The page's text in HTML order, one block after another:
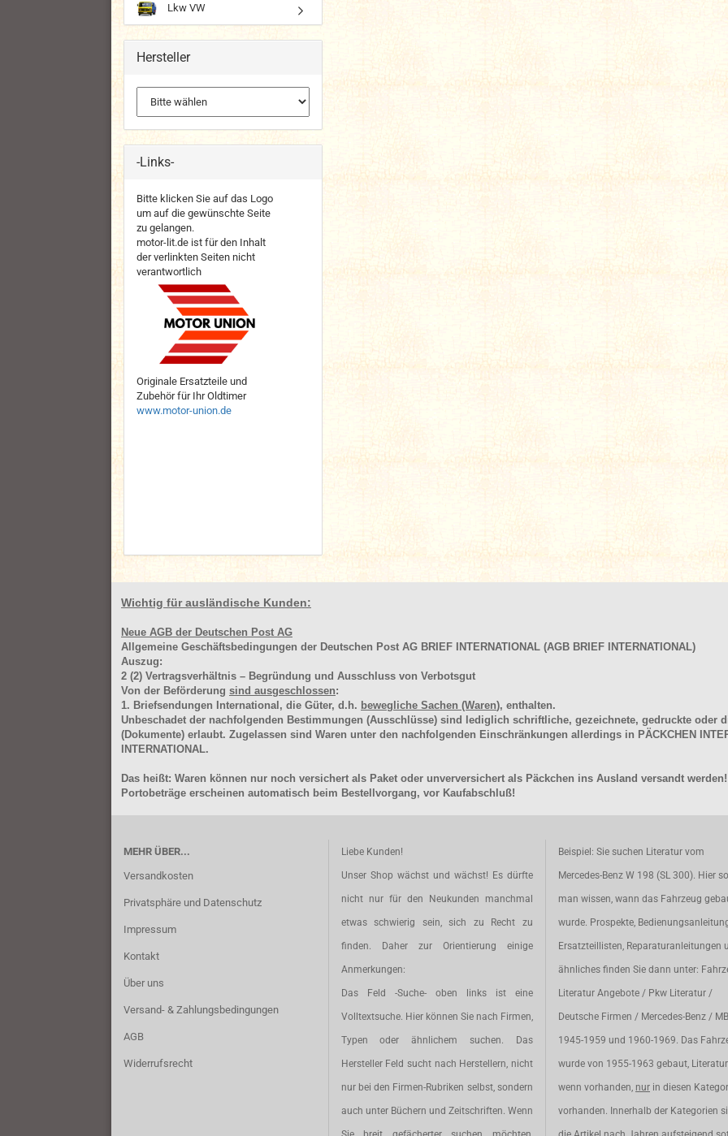
Lkw VW
Hersteller
-Links-
Bitte klicken Sie auf das Logo
um auf die gewünschte Seite
zu gelangen.
motor-lit.de ist für den Inhalt
der verlinkten Seiten nicht
verantwortlich
Originale Ersatzteile und
Zubehör für Ihr Oldtimer
www.motor-union.de
Wichtig für ausländische Kunden:
Neue AGB der Deutschen Post AG
Allgemeine Geschäftsbedingungen der Deutschen Post AG BRIEF INTERNATIONAL (AGB BRIEF INTERNATIONAL)
Auszug:
2 (2) Vertragsverhältnis – Begründung und Ausschluss von Verbotsgut
Von der Beförderung sind ausgeschlossen:
1. Briefsendungen International, die Güter, d.h. bewegliche Sachen (Waren), enthalten.
Unbeschadet der nachfolgenden Bestimmungen (Ausschlüsse) sind lediglich schriftliche, gezeichnete, gedruckte oder
(Dokumente) erlaubt. Zugelassen sind Waren unter den nachfolgenden Einschränkungen allerdings in PÄCKCHEN
INTERNATIONAL.
Das heißt: Waren können nur noch versichert als Paket oder unverversichert als Päckchen ins Ausland versandt
Portobeträge erscheinen automatisch beim Bestellvorgang, vor Kaufabschluß!
MEHR ÜBER...
Versandkosten
Privatsphäre und Datenschutz
Impressum
Kontakt
Über uns
Versand- & Zahlungsbedingungen
AGB
Widerrufsrecht
Liebe Kunden!
Unser Shop wächst und wächst! Es dürfte
nicht nur für den Neukunden manchmal
etwas schwierig sein, sich zu Recht zu
finden. Daher zur Orientierung einige
Anmerkungen:
Das Feld -Suche- oben links ist eine
Volltextsuche. Hier können Sie nach Firmen,
Typen oder ähnlichem suchen. Das
Hersteller Feld sucht nach Herstellern, nicht
nur bei den Firmen-Rubriken selbst, sondern
auch unter Büchern und Zeitschriften. Wenn
Beispiel: Sie suchen Literatur vom
Mercedes-Benz W 198 (SL 300). Hier
man wissen, wann das Fahrzeug
wurde. Prospekte,
Ersatzteillisten, Reparaturanleitungen
ähnliches finden Sie dann unter:
Literatur Angebote / Pkw Literatur /
Deutsche Firmen / Mercedes-Benz / MB
1945-1959 und 1960-1969. Das
wurde von 1955-1963 gebaut,
wenn vorhanden, nur in diesen
vorhanden. Innerhalb der Kategorien